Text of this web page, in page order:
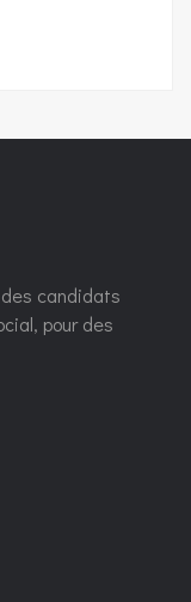
candidats
pour des